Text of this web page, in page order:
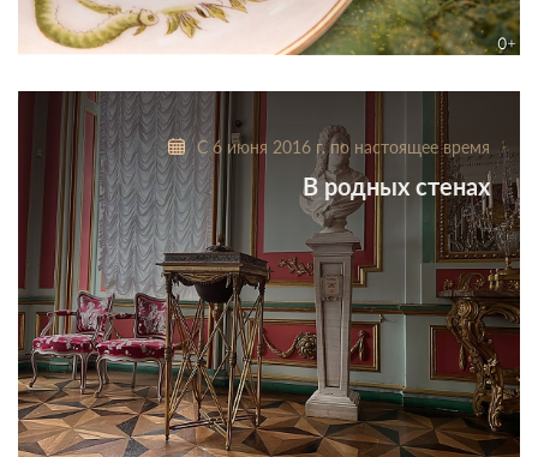
Виртуальная выставка
С 6 июня 2016 г. по настоящее время
В родных стенах